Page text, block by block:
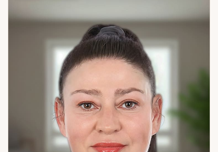
один разговор переворачивает понимание
собственных решений на годы. Счастье — это когда
живёшь в согласии с собой. Не с ожиданиями других,
не с тем, «как правильно» — а с тем, кто вы есть.
Помогаю это найти. Если хотите понять себя точнее —
приходите. Начнём с цифр.